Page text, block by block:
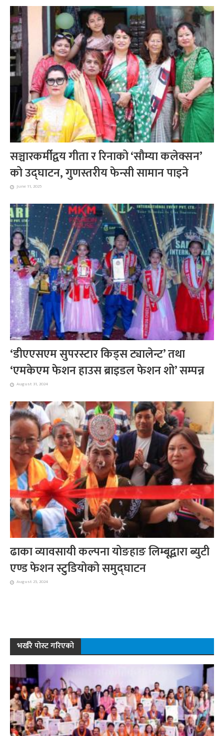
सञ्चारकर्मीद्वय गीता र रिनाको ‘सौम्या कलेक्सन’
को उद्घाटन, गुणस्तरीय फेन्सी सामान पाइने
June 11, 2025
‘डीएएसएम सुपरस्टार किड्स ट्यालेन्ट’ तथा
‘एमकेएम फेशन हाउस ब्राइडल फेशन शो’ सम्पन्न
August 31, 2024
ढाका व्यावसायी कल्पना योङहाङ लिम्बूद्वारा ब्युटी
एण्ड फेशन स्टुडियोको समुद्घाटन
August 25, 2024
भर्खरै पोस्ट गरिएको